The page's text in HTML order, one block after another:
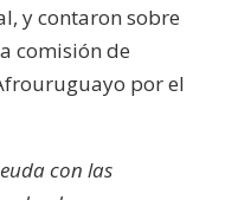
y contaron sobre
comisión de
por el
con las